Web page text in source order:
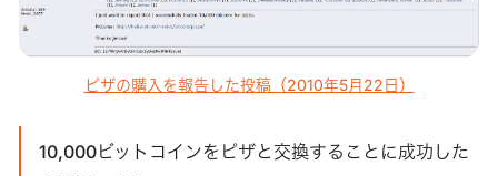
ピザの購入を報告した投稿（2010年5月22日）
10,000ビットコインをピザと交換することに成功した